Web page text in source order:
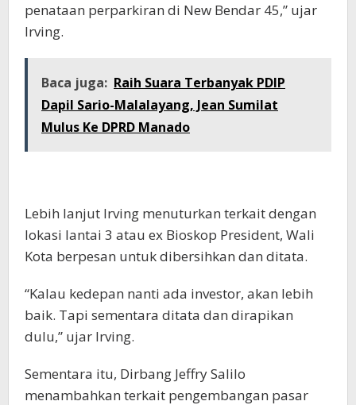
penataan perparkiran di New Bendar 45,” ujar
Irving.
Baca juga: Raih Suara Terbanyak PDIP
Dapil Sario-Malalayang, Jean Sumilat
Mulus Ke DPRD Manado
Lebih lanjut Irving menuturkan terkait dengan
lokasi lantai 3 atau ex Bioskop President, Wali
Kota berpesan untuk dibersihkan dan ditata.
“Kalau kedepan nanti ada investor, akan lebih
baik. Tapi sementara ditata dan dirapikan
dulu,” ujar Irving.
Sementara itu, Dirbang Jeffry Salilo
menambahkan terkait pengembangan pasar